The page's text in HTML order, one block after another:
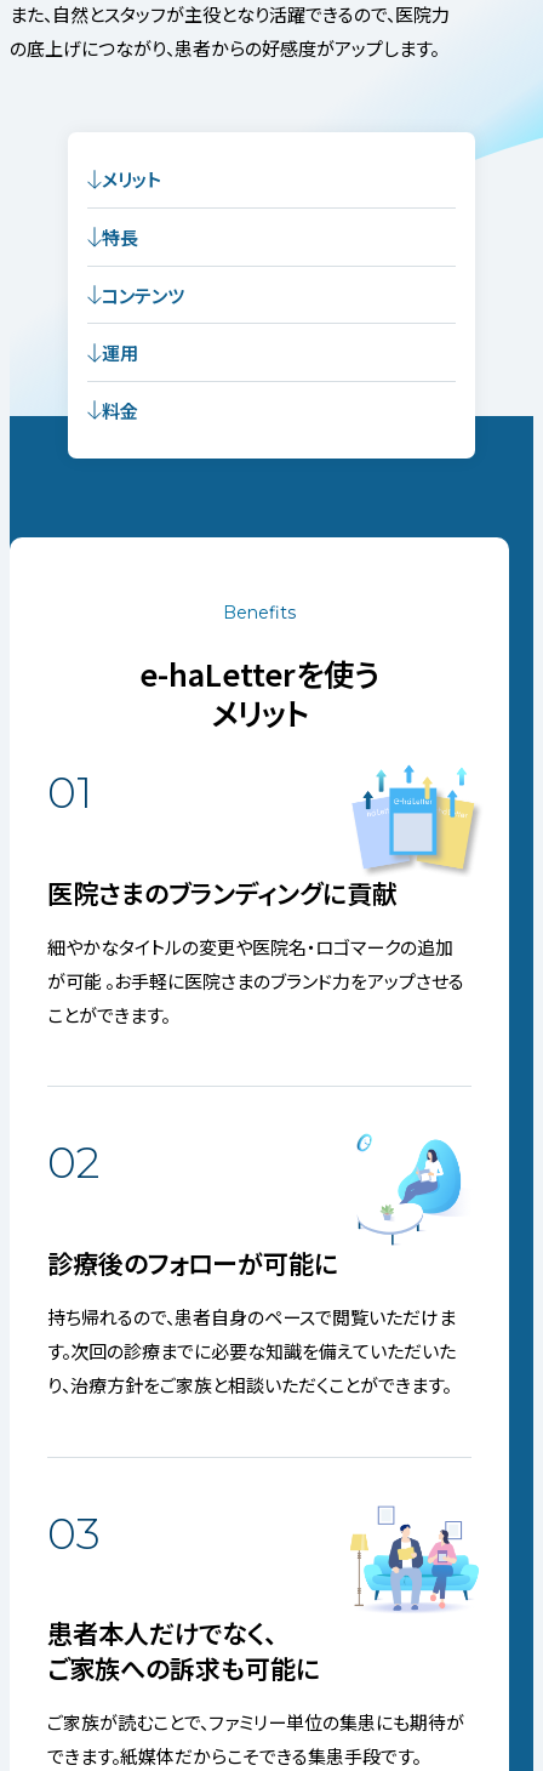
また、自然とスタッフが主役となり活躍できるので、医院力
の底上げにつながり、患者からの好感度がアップします。
メリット
特長
コンテンツ
運用
料金
Benefits
e-haLetterを使う
メリット
01
医院さまのブランディングに貢献
細やかなタイトルの変更や医院名・ロゴマークの追加
が可能 。お手軽に医院さまのブランド力をアップさせる
ことができます。
02
診療後のフォローが可能に
持ち帰れるので、患者自身のペースで閲覧いただけま
す。次回の診療までに必要な知識を備えていただいた
り、治療方針をご家族と相談いただくことができます。
03
患者本人だけでなく、
ご家族への訴求も可能に
ご家族が読むことで、ファミリー単位の集患にも期待が
できます。紙媒体だからこそできる集患手段です。